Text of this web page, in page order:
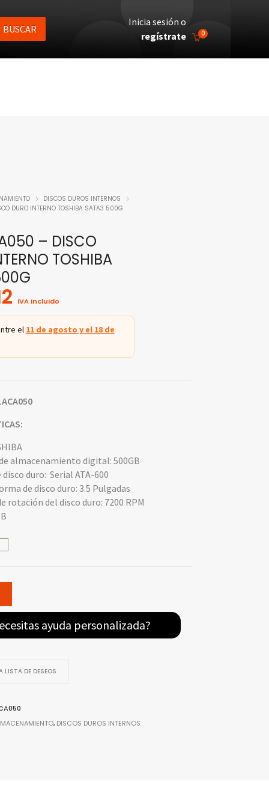
BUSCAR
Inicia sesión o
regístrate
0
DISCOS DUROS INTERNOS
DURO INTERNO TOSHIBA SATA3 500G
– DISCO
TOSHIBA
IVA incluido
el 11 de agosto y el 18 de
almacenamiento digital: 500GB
duro: Serial ATA-600
de disco duro: 3.5 Pulgadas
rotación del disco duro: 7200 RPM
ayuda personalizada?
LISTA DE DESEOS
, DISCOS DUROS INTERNOS